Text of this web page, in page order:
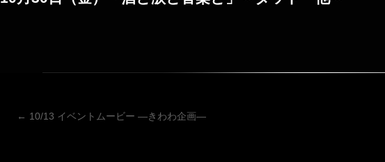
← 10/13 イベントムービー ―きわわ企画―